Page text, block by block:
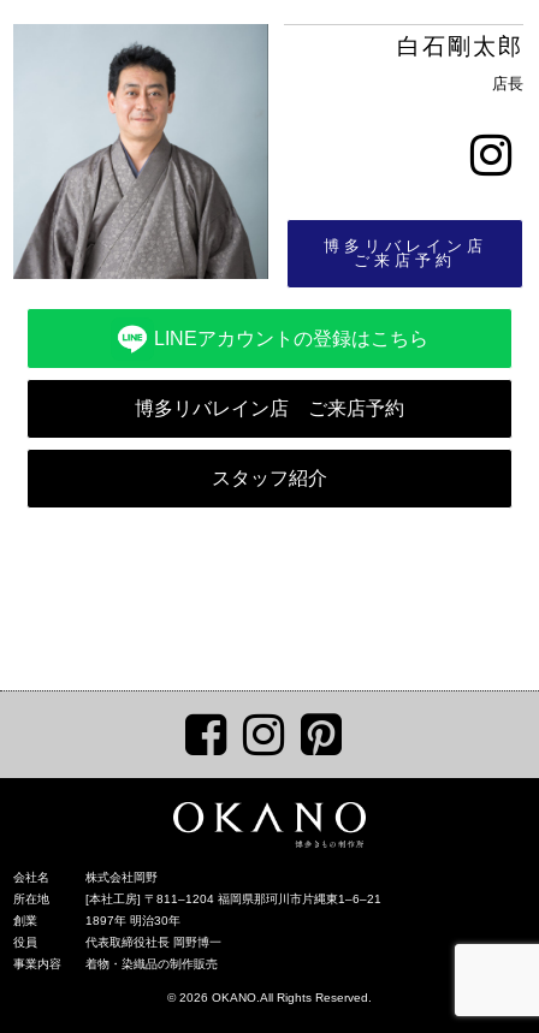
白石剛太郎
店長
博多リバレイン店
ご来店予約
LINEアカウントの登録はこちら
博多リバレイン店 ご来店予約
スタッフ紹介
会社名
株式会社岡野
所在地
[本社工房] 〒811‒1204 福岡県那珂川市片縄東1‒6‒21
創業
1897年 明治30年
役員
代表取締役社長 岡野博一
事業内容
着物・染織品の制作販売
© 2026 OKANO.All Rights Reserved.